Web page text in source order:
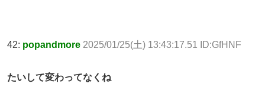
42: popandmore 2025/01/25(土) 13:43:17.51 ID:GfHNF
たいして変わってなくね